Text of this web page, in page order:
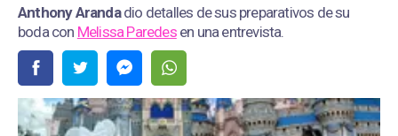
Anthony Arandadio detalles de sus preparativos de su
boda con Melissa Paredesen una entrevista.